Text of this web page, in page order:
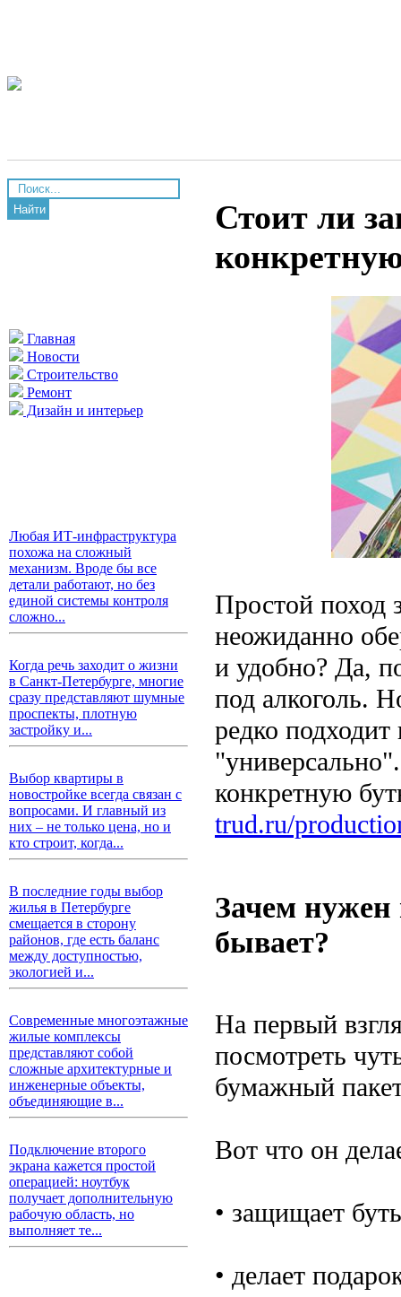
Найти
Главная
Новости
Строительство
Ремонт
Дизайн и интерьер
Любая ИТ-инфраструктура
похожа на сложный
механизм. Вроде бы все
детали работают, но без
единой системы контроля
сложно...
Когда речь заходит о жизни
в Санкт-Петербурге, многие
сразу представляют шумные
проспекты, плотную
застройку и...
Выбор квартиры в
новостройке всегда связан с
вопросами. И главный из
них – не только цена, но и
кто строит, когда...
В последние годы выбор
жилья в Петербурге
смещается в сторону
районов, где есть баланс
между доступностью,
экологией и...
Современные многоэтажные
жилые комплексы
представляют собой
сложные архитектурные и
инженерные объекты,
объединяющие в...
Подключение второго
экрана кажется простой
операцией: ноутбук
получает дополнительную
рабочую область, но
выполняет те...
Стоит ли
Простой поход
неожиданно
и удобно? Да,
под алкоголь.
редко
конкретную
trud.ru/
Зачем нужен
бывает?
На первый
посмотреть
бумажный
Вот что он
• защищает
• делает